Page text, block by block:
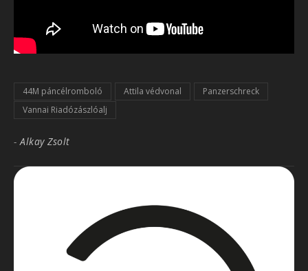
44M páncélromboló Attila védvonal
Panzerschreck
Vannai Riadózászlóalj
-Alkay Zsolt